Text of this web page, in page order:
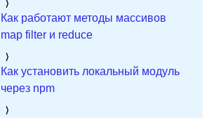
Как работают методы массивов
map filter и reduce
Как установить локальный модуль
через npm